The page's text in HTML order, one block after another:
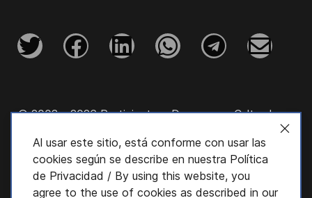
Al usar este sitio, está conforme con usar las
cookies según se describe en nuestra Política
de Privacidad / By using this website, you
agree to the use of cookies as described in our
© 2003 - 2026 Participatory Democracy Cultural